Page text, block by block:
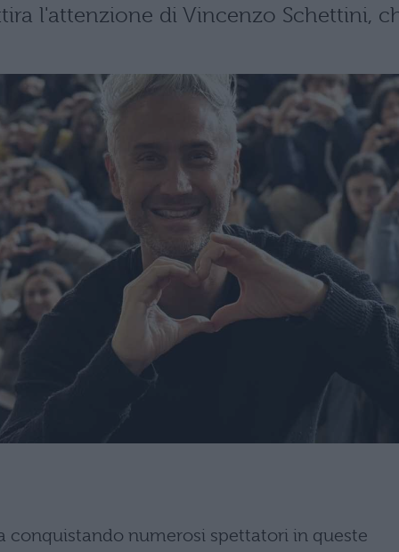
l'attenzione di Vincenzo Schettini,
conquistando numerosi spettatori in queste